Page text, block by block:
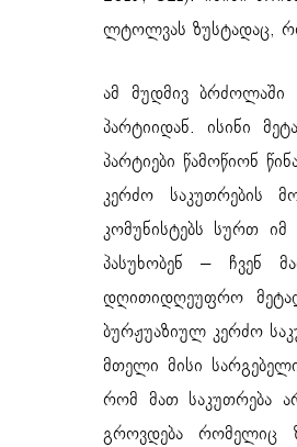
ლტოლვას ზუსტადაც,
ამ მუდმივ ბრძოლაში
პარტიიდან. ისინი
პარტიები წამოწიონ
კერძო საკუთრების
კომუნისტებს სურთ იმ
პასუხობენ – ჩვენ
დღითიდღეუფრო
ბურჟუაზიულ კერძო
მთელი მისი
რომ მათ საკუთრება
გროვდება რომელიც